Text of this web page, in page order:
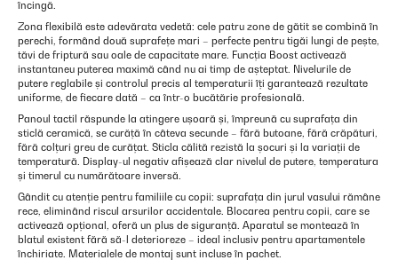
încingă.
Zona flexibilă este adevărata vedetă: cele patru zone de gătit se combină în
perechi, formând două suprafețe mari – perfecte pentru tigăi lungi de pește,
tăvi de friptură sau oale de capacitate mare. Funcția Boost activează
instantaneu puterea maximă când nu ai timp de așteptat. Nivelurile de
putere reglabile și controlul precis al temperaturii îți garantează rezultate
uniforme, de fiecare dată – ca într-o bucătărie profesională.
Panoul tactil răspunde la atingere ușoară și, împreună cu suprafața din
sticlă ceramică, se curăță în câteva secunde – fără butoane, fără crăpături,
fără colțuri greu de curățat. Sticla călită rezistă la șocuri și la variații de
temperatură. Display-ul negativ afișează clar nivelul de putere, temperatura
și timerul cu numărătoare inversă.
Gândit cu atenție pentru familiile cu copii: suprafața din jurul vasului rămâne
rece, eliminând riscul arsurilor accidentale. Blocarea pentru copii, care se
activează opțional, oferă un plus de siguranță. Aparatul se montează în
blatul existent fără să-l deterioreze – ideal inclusiv pentru apartamentele
închiriate. Materialele de montaj sunt incluse în pachet.